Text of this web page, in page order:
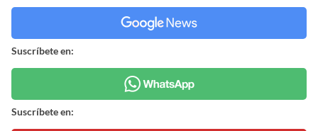
Suscríbete en:
Suscríbete en: